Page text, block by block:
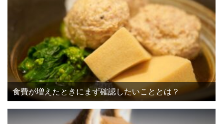
食費が増えたときにまず確認したいこととは？